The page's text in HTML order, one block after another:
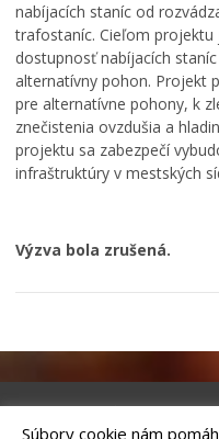
nabíjacích staníc od
trafostaníc. Cieľom
dostupnosť nabíjacích
alternatívny pohon. Projekt
pre alternatívne pohony, k
znečistenia ovzdušia a
projektu sa zabezpečí
infraštruktúry v mestských
Výzva bola zrušená.
Súbory cookie nám